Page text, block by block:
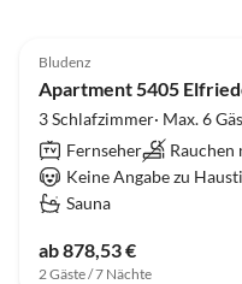
Bludenz
Apartment 5405
3 Schlafzimmer· Max. 6
Fernseher
Keine Angabe zu
Sauna
ab 878,53 €
2 Gäste / 7 Nächte